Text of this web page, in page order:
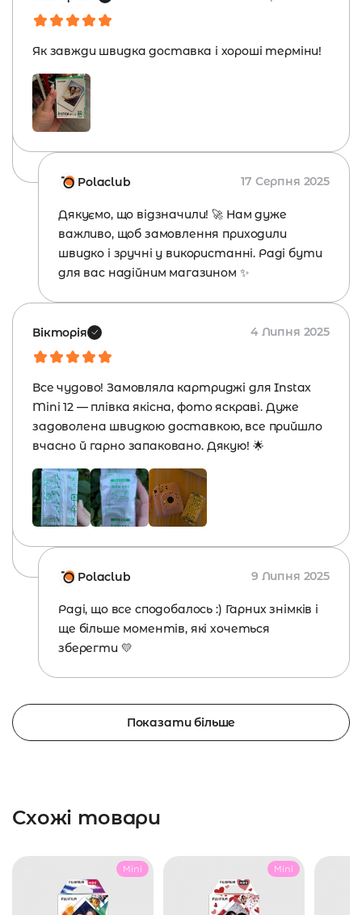
Як завжди швидка доставка і хороші терміни!
Polaclub 17 Серпня 2025
Дякуємо, що відзначили! 🚀 Нам дуже
важливо, щоб замовлення приходили
швидко і зручні у використанні. Раді бути
для вас надійним магазином ✨
Вікторія 4 Липня 2025
Все чудово! Замовляла картриджі для Instax
Mini 12 — плівка якісна, фото яскраві. Дуже
задоволена швидкою доставкою, все прийшло
вчасно й гарно запаковано. Дякую! 🌟
Polaclub 9 Липня 2025
Раді, що все сподобалось :) Гарних знімків і
ще більше моментів, які хочеться
зберегти 💛
Показати більше
Схожі товари
Mini Mini